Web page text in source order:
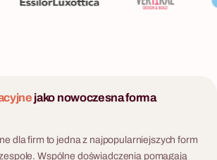
jako nowoczesna forma
dla firm to jedna z najpopularniejszych form
Wspólne doświadczenia pomagają